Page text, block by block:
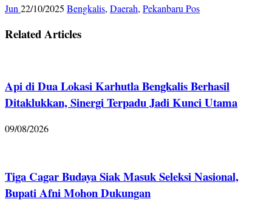
Jun 22/10/2025 Bengkalis, Daerah, Pekanbaru Pos
Related Articles
Api di Dua Lokasi Karhutla Bengkalis Berhasil
Ditaklukkan, Sinergi Terpadu Jadi Kunci Utama
09/08/2026
Tiga Cagar Budaya Siak Masuk Seleksi Nasional,
Bupati Afni Mohon Dukungan